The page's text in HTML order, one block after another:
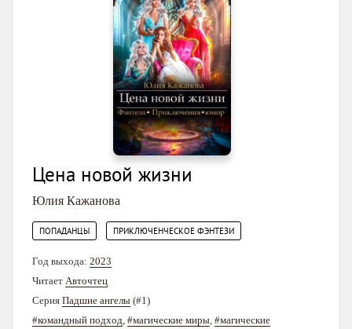
Цена новой жизни
Юлия Кажанова
ПОПАДАНЦЫ ПРИКЛЮЧЕНЧЕСКОЕ ФЭНТЕЗИ
Год выхода: 2023
Читает Авточтец
Серия Падшие ангелы (#1)
#командный подход #магические миры #магические